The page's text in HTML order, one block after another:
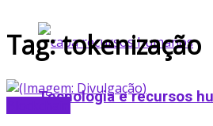
Tecnologia e recursos
Tag:tokenização